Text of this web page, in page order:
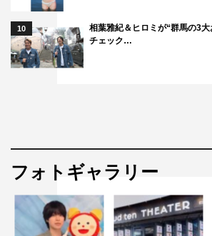
10
相葉雅紀＆ヒロミが“群馬の3
チェック…
フォトギャラリー